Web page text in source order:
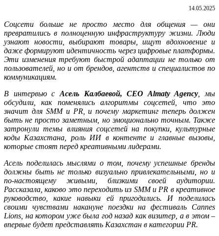
14.05.2025
Соцсети больше не просто место для общения — они
превратились в полноценную инфраструктуру жизни. Люди
узнают новости, выбирают товары, ищут вдохновение и
даже формируют идентичность через цифровые платформы.
Эти изменения требуют быстрой адаптации не только от
пользователей, но и от брендов, агентств и специалистов по
коммуникациям.
В интервью с Асель Калбаевой, CEO Almaty Agency , мы
обсудили, как поменялись алгоритмы соцсетей, что это
значит для SMMи PR, и почему маркетинг теперь должен
быть не просто заметным, но эмоционально точным. Также
затронули темы влияния соцсетей на покупки, культурные
коды Казахстана, роль ИИ в контенте и главные вызовы,
которые стоят перед креативными лидерами.
Асель поделилась мыслями о том, почему успешные бренды
должны быть не только визуально привлекательными, но и
по-настоящему живыми, близкими своей аудитории.
Рассказала, каково это переходить из SMMи PR в креативное
руководство, какие навыки ей пригодились. И поделилась
своими чувствами накануне поездки на фестиваль Cannes
Lions, на котором уже была год назад как визитер, а в этом –
впервые будет представлять Казахстан в категории PR.